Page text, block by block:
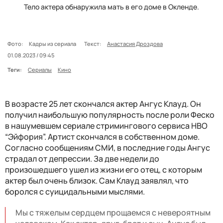
Тело актера обнаружила мать в его доме в Окленде.
Фото: Кадры из сериала Текст:
Анастасия Дроздова
01.08.2023 / 09:45
Теги:
Сериалы Кино
В возрасте 25 лет скончался актер Ангус Клауд. Он
получил наибольшую популярность после роли Феско
в нашумевшем сериале стримингового сервиса HBO
“Эйфория”. Артист скончался в собственном доме.
Согласно сообщениям СМИ, в последние годы Ангус
страдал от депрессии. За две недели до
произошедшего ушел из жизни его отец, с которым
актер был очень близок. Сам Клауд заявлял, что
боролся с суицидальными мыслями.
Мы с тяжелым сердцем прощаемся с невероятным